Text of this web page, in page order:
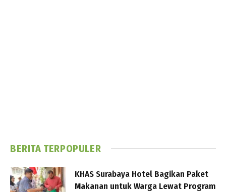
BERITA TERPOPULER
KHAS Surabaya Hotel Bagikan Paket
Makanan untuk Warga Lewat Program